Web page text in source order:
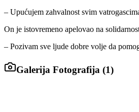
– Upućujem zahvalnost svim
On je istovremeno apelovao na
– Pozivam sve ljude dobre volje da
Galerija Fotografija (1)